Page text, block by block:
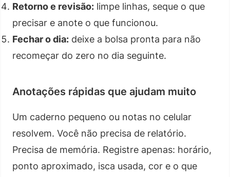
Retorno e revisão: limpe linhas, seque o que
precisar e anote o que funcionou.
Fechar o dia: deixe a bolsa pronta para não
recomeçar do zero no dia seguinte.
Anotações rápidas que ajudam muito
Um caderno pequeno ou notas no celular
resolvem. Você não precisa de relatório.
Precisa de memória. Registre apenas: horário,
ponto aproximado, isca usada, cor e o que